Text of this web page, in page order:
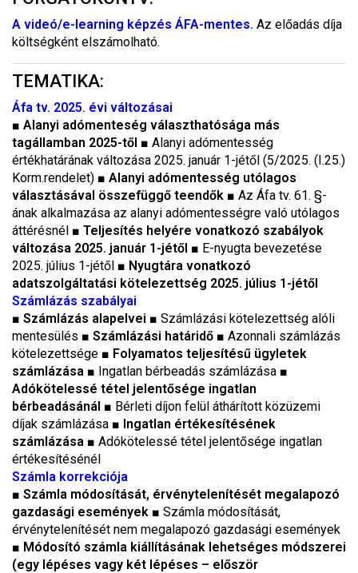
A videó/e-learning képzés ÁFA-mentes. Az előadás díja
költségként elszámolható.
TEMATIKA:
Áfa tv. 2025. évi változásai
■ Alanyi adómenteség választhatósága más
tagállamban 2025-től ■ Alanyi adómentesség
értékhatárának változása 2025. január 1-jétől (5/2025. (I.25.)
Korm.rendelet) ■ Alanyi adómentesség utólagos
választásával összefüggő teendők ■ Az Áfa tv. 61. §-
ának alkalmazása az alanyi adómentességre való utólagos
áttérésnél ■ Teljesítés helyére vonatkozó szabályok
változása 2025. január 1-jétől ■ E-nyugta bevezetése
2025. július 1-jétől ■ Nyugtára vonatkozó
adatszolgáltatási kötelezettség 2025. július 1-jétől
Számlázás szabályai
■ Számlázás alapelvei ■ Számlázási kötelezettség alóli
mentesülés ■ Számlázási határidő ■ Azonnali számlázás
kötelezettsége ■ Folyamatos teljesítésű ügyletek
számlázása ■ Ingatlan bérbeadás számlázása ■
Adókötelessé tétel jelentősége ingatlan
bérbeadásánál ■ Bérleti díjon felül áthárított közüzemi
díjak számlázása ■ Ingatlan értékesítésének
számlázása ■ Adókötelessé tétel jelentősége ingatlan
értékesítésénél
Számla korrekciója
■ Számla módosítását, érvénytelenítését megalapozó
gazdasági események ■ Számla módosítását,
érvénytelenítését nem megalapozó gazdasági események
■ Módosító számla kiállításának lehetséges módszerei
(egy lépéses vagy két lépéses – először